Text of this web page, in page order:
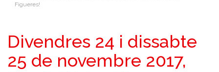
Figueres!
Divendres 24 i dissabte
25 de novembre 2017,